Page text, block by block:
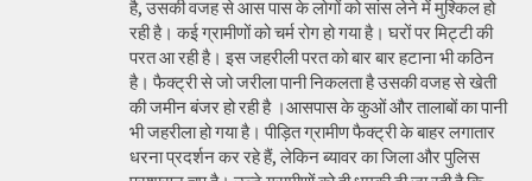
है, उसकी वजह से आस पास के लोगों को सांस लेने में मुश्किल हो
रही है। कई ग्रामीणों को चर्म रोग हो गया है। घरों पर मिट्टी की
परत आ रही है। इस जहरीली परत को बार बार हटाना भी कठिन
है। फैक्ट्री से जो जरीला पानी निकलता है उसकी वजह से खेती
की जमीन बंजर हो रही है ।आसपास के कुओं और तालाबों का पानी
भी जहरीला हो गया है। पीड़ित ग्रामीण फैक्ट्री के बाहर लगातार
धरना प्रदर्शन कर रहे हैं, लेकिन ब्यावर का जिला और पुलिस